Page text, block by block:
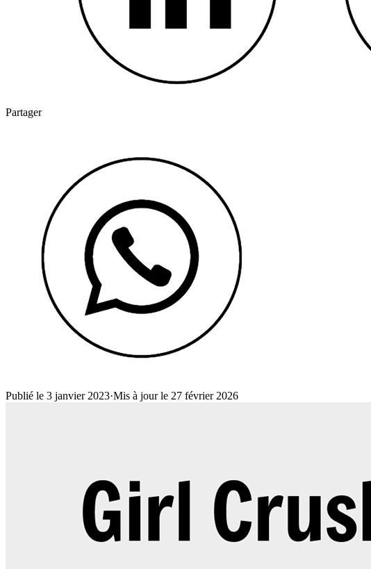
Partager
Publié le 3 janvier 2023·Mis à jour le 27 février 2026